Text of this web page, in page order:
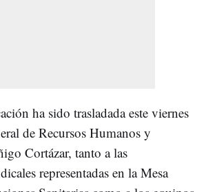
ha sido trasladada este viernes
de Recursos Humanos y
Cortázar, tanto a las
representadas en la Mesa